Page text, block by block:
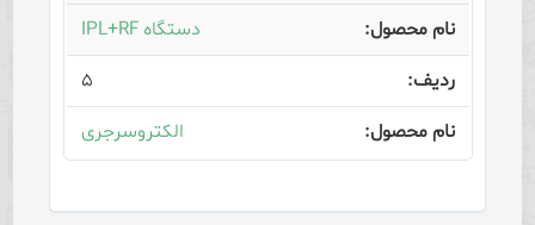
دستگاه IPL+RF
۵
الکتروسرجری